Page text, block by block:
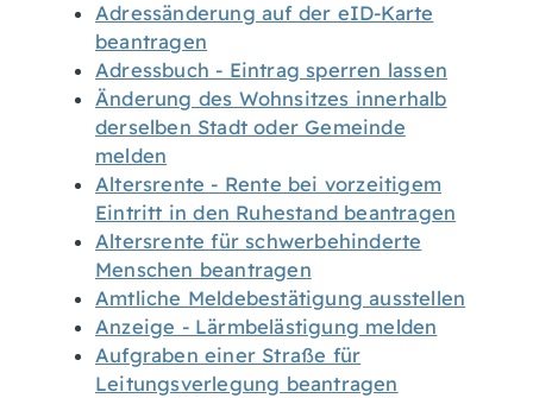
Adressänderung auf der eID-Karte
beantragen
Adressbuch - Eintrag sperren lassen
Änderung des Wohnsitzes innerhalb
derselben Stadt oder Gemeinde
melden
Altersrente - Rente bei vorzeitigem
Eintritt in den Ruhestand beantragen
Altersrente für schwerbehinderte
Menschen beantragen
Amtliche Meldebestätigung ausstellen
Anzeige - Lärmbelästigung melden
Aufgraben einer Straße für
Leitungsverlegung beantragen